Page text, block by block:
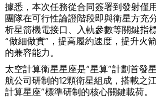
據悉，本次任務從合同簽署到發射僅
團隊在可行性論證階段即與衛星方充
析星箭機電接口、入軌參數等關鍵指
“做細做實”，提高履約速度，提升火
的兼容能力。
太空計算衛星星座是“星算”計劃首發
航公司研制的12顆衛星組成，搭載之
計算星座”標準研制的核心關鍵載荷。